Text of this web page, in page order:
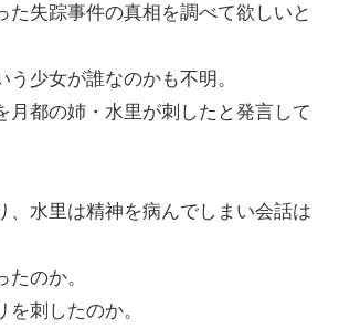
た失踪事件の真相を調べて欲しいと
う少女が誰なのかも不明。
月都の姉・水里が刺したと発言して
、水里は精神を病んでしまい会話は
たのか。
刺したのか。